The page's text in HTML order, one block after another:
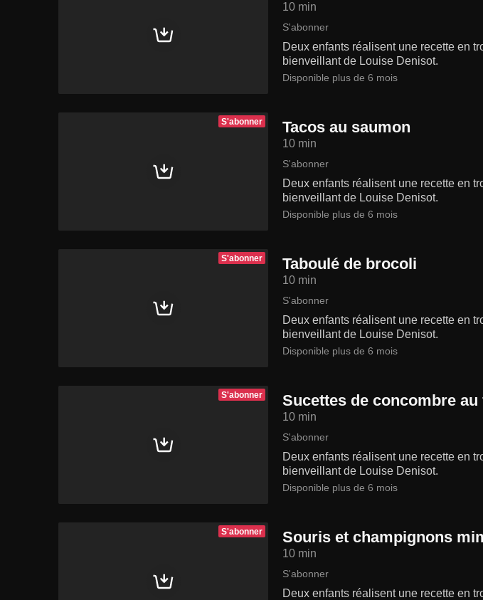
10 min
S'abonner
Deux enfants réalisent une recette en
bienveillant de Louise Denisot.
Disponible plus de 6 mois
S'abonner Tacos au saumon
10 min
S'abonner
Deux enfants réalisent une recette en
bienveillant de Louise Denisot.
Disponible plus de 6 mois
S'abonner Taboulé de brocoli
10 min
S'abonner
Deux enfants réalisent une recette en
bienveillant de Louise Denisot.
Disponible plus de 6 mois
S'abonner Sucettes de concombre
10 min
S'abonner
Deux enfants réalisent une recette en
bienveillant de Louise Denisot.
Disponible plus de 6 mois
S'abonner Souris et champignons
10 min
S'abonner
Deux enfants réalisent une recette en